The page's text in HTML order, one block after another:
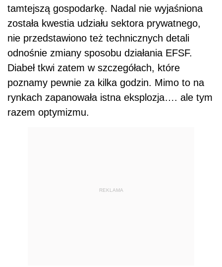
tamtejszą gospodarkę. Nadal nie wyjaśniona
została kwestia udziału sektora prywatnego,
nie przedstawiono też technicznych detali
odnośnie zmiany sposobu działania EFSF.
Diabeł tkwi zatem w szczegółach, które
poznamy pewnie za kilka godzin. Mimo to na
rynkach zapanowała istna eksplozja…. ale tym
razem optymizmu.
REKLAMA